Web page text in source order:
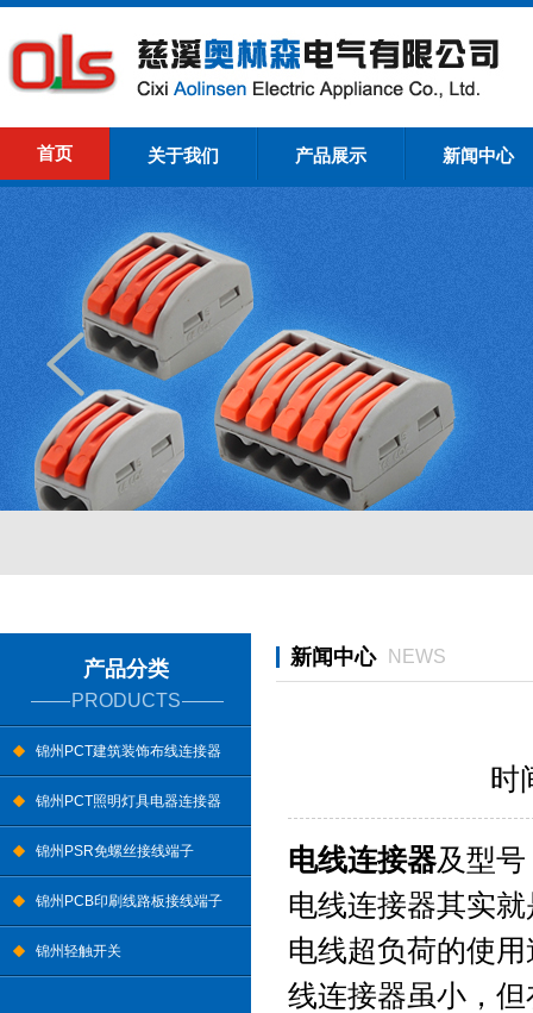
首页 关于我们 产品展示 新闻中心
产品分类
PRODUCTS
锦州PCT建筑装饰布线连接器
锦州PCT照明灯具电器连接器
锦州PSR免螺丝接线端子
锦州PCB印刷线路板接线端子
锦州轻触开关
新闻中心 NEWS
时
电线连接器及型号
电线连接器其实
电线超负荷的使
线连接器虽小，